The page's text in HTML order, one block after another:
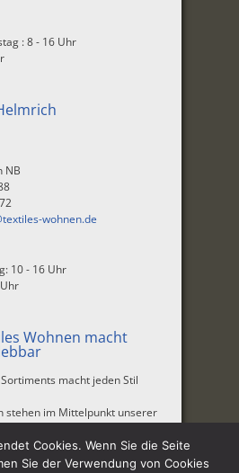
: 8 - 16 Uhr
NB
wohnen.de
10 - 16 Uhr
Wohnen macht
macht jeden Stil
stehen im Mittelpunkt unserer
|Produkte|Service|
Cookies. Wenn Sie die Seite
Sie der Verwendung von Cookies